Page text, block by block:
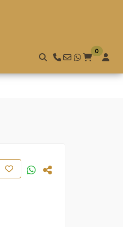
based on the
0